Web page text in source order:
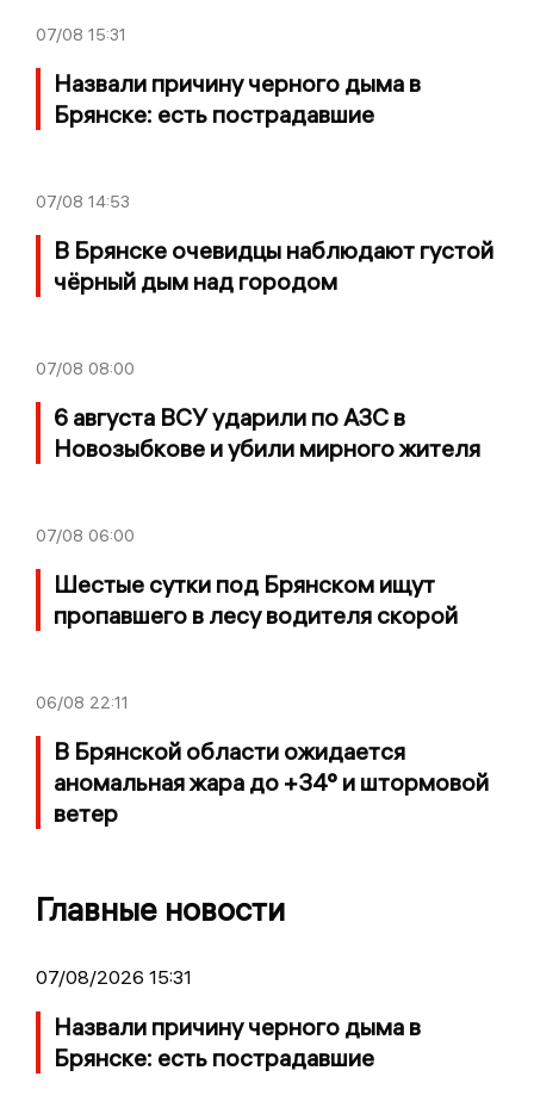
07/08 15:31
Назвали причину черного дыма в
Брянске: есть пострадавшие
07/08 14:53
В Брянске очевидцы наблюдают густой
чёрный дым над городом
07/08 08:00
6 августа ВСУ ударили по АЗС в
Новозыбкове и убили мирного жителя
07/08 06:00
Шестые сутки под Брянском ищут
пропавшего в лесу водителя скорой
06/08 22:11
В Брянской области ожидается
аномальная жара до +34° и штормовой
ветер
Главные новости
07/08/2026 15:31
Назвали причину черного дыма в
Брянске: есть пострадавшие